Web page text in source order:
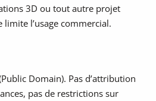
3D ou tout autre projet
limite l’usage commercial.
Domain). Pas d’attribution
pas de restrictions sur